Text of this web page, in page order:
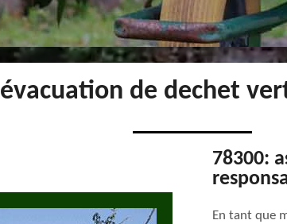
de dechet
78300:
En tant que